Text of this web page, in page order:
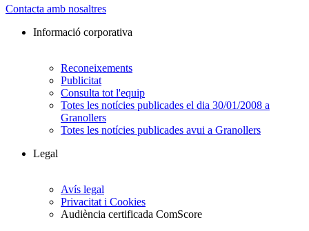
Contacta amb nosaltres
Informació corporativa
Reconeixements
Publicitat
Consulta tot l'equip
Totes les notícies publicades el dia 30/01/2008 a
Granollers
Totes les notícies publicades avui a Granollers
Legal
Avís legal
Privacitat i Cookies
Audiència certificada ComScore